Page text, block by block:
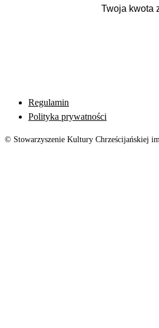
Regulamin
Polityka prywatności
© Stowarzyszenie Kultury Chrześcijańskiej